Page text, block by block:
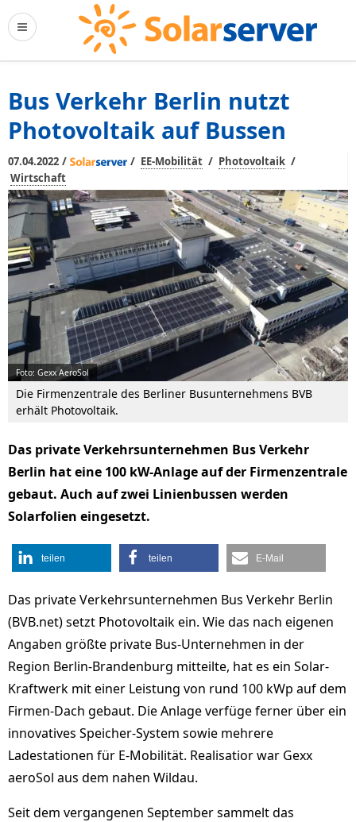
Bus Verkehr Berlin nutzt
Photovoltaik auf Bussen
07.04.2022 / / EE-Mobilität / Photovoltaik /
Wirtschaft
Foto: Gexx AeroSol
Die Firmenzentrale des Berliner Busunternehmens BVB
erhält Photovoltaik.
Das private Verkehrsunternehmen Bus Verkehr
Berlin hat eine 100 kW-Anlage auf der Firmenzentrale
gebaut. Auch auf zwei Linienbussen werden
Solarfolien eingesetzt.
teilen teilen E-Mail
Das private Verkehrsunternehmen Bus Verkehr Berlin
(BVB.net) setzt Photovoltaik ein. Wie das nach eigenen
Angaben größte private Bus-Unternehmen in der
Region Berlin-Brandenburg mitteilte, hat es ein Solar-
Kraftwerk mit einer Leistung von rund 100 kWp auf dem
Firmen-Dach gebaut. Die Anlage verfüge ferner über ein
innovatives Speicher-System sowie mehrere
Ladestationen für E-Mobilität. Realisatior war Gexx
aeroSol aus dem nahen Wildau.
Seit dem vergangenen September sammelt das